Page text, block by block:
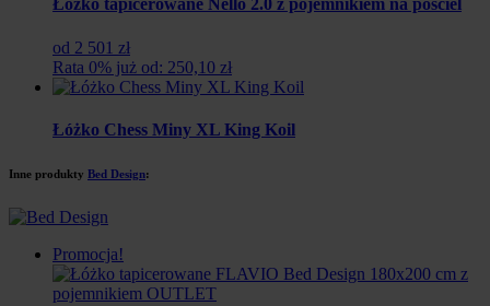
Łóżko tapicerowane Nello 2.0 z pojemnikiem na pościel
od 2 501 zł
Rata 0% już od: 250,10 zł
Łóżko Chess Miny XL King Koil
Inne produkty Bed Design:
Promocja!